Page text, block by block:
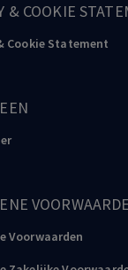
& COOKIE
Cookie Statement
Voorwaarden